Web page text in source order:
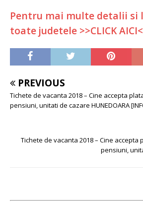
Pentru mai multe detalii si
toate judetele >>CLICK
PREVIOUS
Tichete de vacanta 2018 – Cine accepta
pensiuni, unitati de cazare HUNEDOARA
Tichete de vacanta 2018 – Cine accepta
pensiuni,